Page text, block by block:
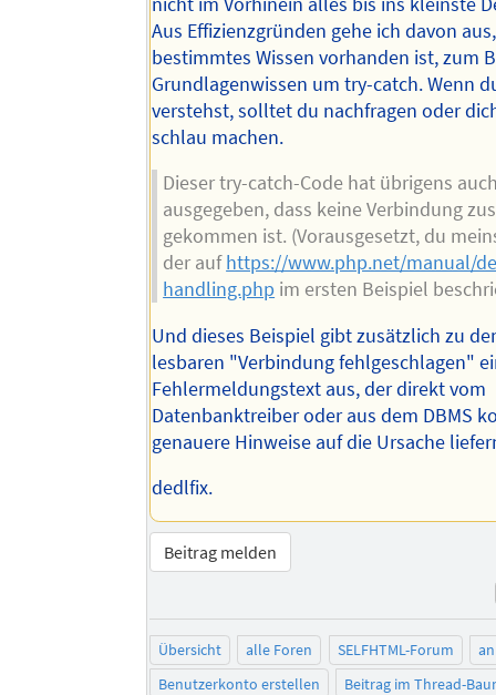
Aus Effizienzgründen gehe ich davon
bestimmtes Wissen vorhanden ist, zum
Grundlagenwissen um try-catch. Wenn
verstehst, solltet du nachfragen oder
schlau machen.
Dieser try-catch-Code hat übrigens
ausgegeben, dass keine Verbindung
gekommen ist. (Vorausgesetzt, du
der aufhttps://www.php.net/manual/
handling.php im ersten Beispiel
Und dieses Beispiel gibt zusätzlich zu
lesbaren "Verbindung fehlgeschlagen"
Fehlermeldungstext aus, der direkt vom
Datenbanktreiber oder aus dem DBMS
genauere Hinweise auf die Ursache
dedlfix.
Beitrag melden
Übersicht alle Foren SELFHTML-Forum
Benutzerkonto erstellen
Beitrag im Thread-